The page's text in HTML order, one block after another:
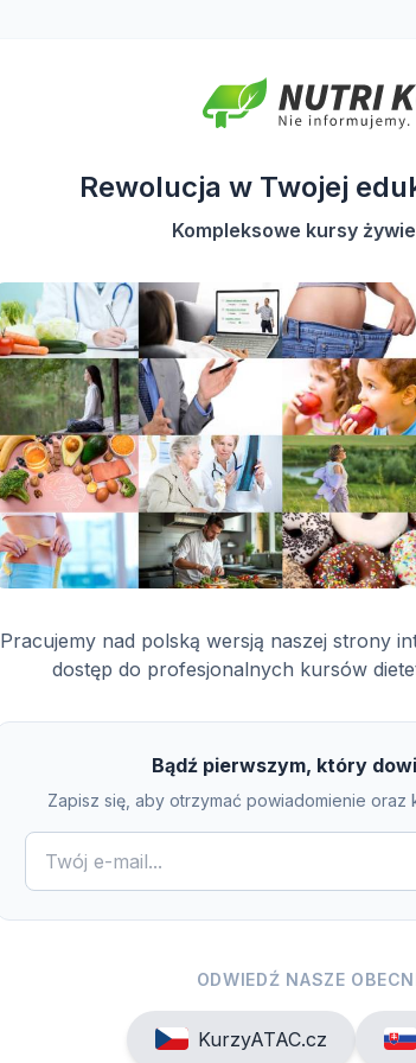
Rewolucja w Twojej
Kompleksowe kursy
Pracujemy nad polską wersją naszej strony
dostęp do profesjonalnych kursów
Bądź pierwszym, który
Zapisz się, aby otrzymać powiadomienie
ODWIEDŹ NASZE
KurzyATAC.cz